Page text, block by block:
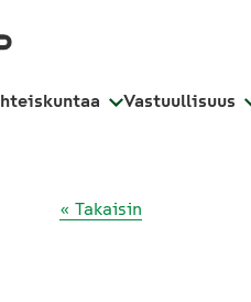
Vastuullisuus
« Takaisin